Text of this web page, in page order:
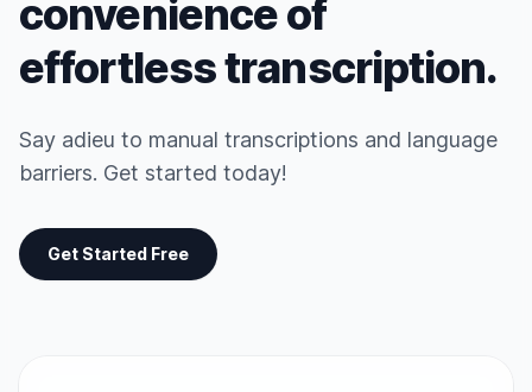
convenience of
effortless transcription.
Say adieu to manual transcriptions and language
barriers. Get started today!
Get Started Free